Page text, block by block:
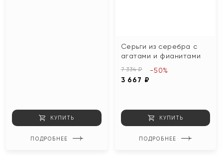
КУПИТЬ
ПОДРОБНЕЕ
Серьги из серебра с
агатами и фианитами
7 334 ₽
3 667 ₽
-50%
КУПИТЬ
ПОДРОБНЕЕ